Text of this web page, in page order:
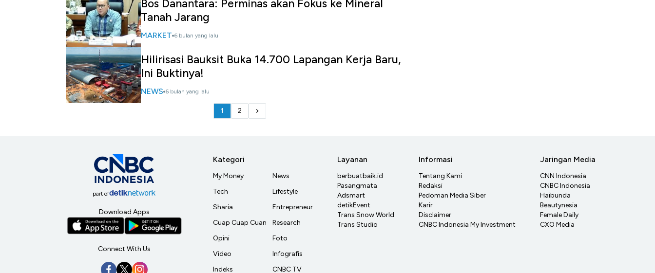
Bos Danantara: Perminas akan Fokus ke Mineral
Tanah Jarang
MARKET 6 bulan yang lalu
Hilirisasi Bauksit Buka 14.700 Lapangan Kerja Baru,
Ini Buktinya!
NEWS 6 bulan yang lalu
1 2
part of
Download Apps
Connect With Us
Kategori
My Money
Tech
Sharia
Cuap Cuap Cuan
Opini
Video
Indeks
News
Lifestyle
Entrepreneur
Research
Foto
Infografis
CNBC TV
Layanan
berbuatbaik.id
Pasangmata
Adsmart
detikEvent
Trans Snow World
Trans Studio
Informasi
Tentang Kami
Redaksi
Pedoman Media Siber
Karir
Disclaimer
CNBC Indonesia My Investment
Jaringan Media
CNN Indonesia
CNBC Indonesia
Haibunda
Beautynesia
Female Daily
CXO Media